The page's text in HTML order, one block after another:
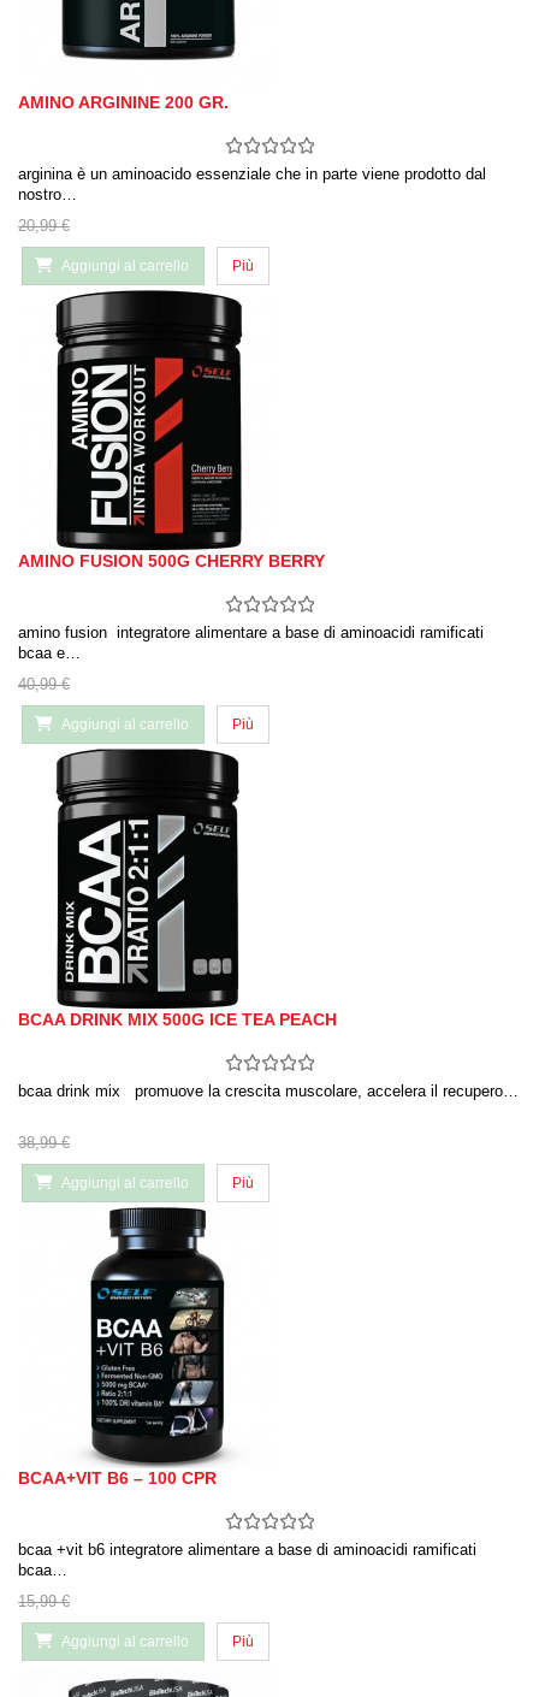
AMINO ARGININE 200 GR.
arginina è un aminoacido essenziale che in parte viene prodotto dal
nostro…
20,99 €
Aggiungi al carrello Più
AMINO FUSION 500G CHERRY BERRY
amino fusion integratore alimentare a base di aminoacidi ramificati
bcaa e…
40,99 €
Aggiungi al carrello Più
BCAA DRINK MIX 500G ICE TEA PEACH
bcaa drink mix promuove la crescita muscolare, accelera il recupero…
38,99 €
Aggiungi al carrello Più
BCAA+VIT B6 – 100 CPR
bcaa +vit b6 integratore alimentare a base di aminoacidi ramificati
bcaa…
15,99 €
Aggiungi al carrello Più